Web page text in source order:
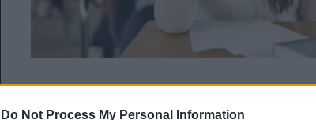
Do Not Process My Personal Information
Πανελλαδικές 2023: Αλλαγές